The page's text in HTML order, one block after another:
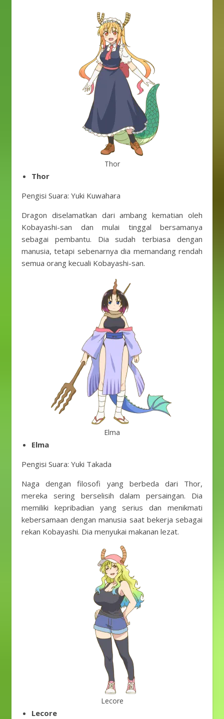
Thor
Thor
Pengisi Suara: Yuki Kuwahara
Dragon diselamatkan dari ambang kematian oleh
Kobayashi-san dan mulai tinggal bersamanya
sebagai pembantu. Dia sudah terbiasa dengan
manusia, tetapi sebenarnya dia memandang rendah
semua orang kecuali Kobayashi-san.
Elma
Elma
Pengisi Suara: Yuki Takada
Naga dengan filosofi yang berbeda dari Thor,
mereka sering berselisih dalam persaingan. Dia
memiliki kepribadian yang serius dan menikmati
kebersamaan dengan manusia saat bekerja sebagai
rekan Kobayashi. Dia menyukai makanan lezat.
Lecore
Lecore